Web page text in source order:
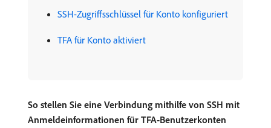
SSH-Zugriffsschlüssel für Konto konfiguriert
TFA für Konto aktiviert
So stellen Sie eine Verbindung mithilfe von SSH mit
Anmeldeinformationen für TFA-Benutzerkonten